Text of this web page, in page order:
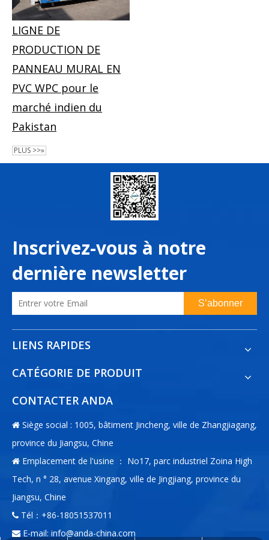
LIGNE DE
PRODUCTION DE
PANNEAU MURAL EN
PVC WPC pour le
marché indien du
Pakistan
PLUS >>»
Inscrivez-vous à notre
dernière newsletter
S’abonner
LIENS RAPIDES
CATÉGORIE DE PRODUIT
CONTACTER ANDA
 Siège social : 1005, bâtiment Jincheng, ville de Zhangjiagang,
province du Jiangsu, Chine
 Emplacement de l'usine ： No17, parc industriel Zoina High
Tech, n ° 28, avenue Xingang, ville de Jingjiang, province du
Jiangsu, Chine
 Tél：+86-18051537011
 E-mail: info@anda-china.com